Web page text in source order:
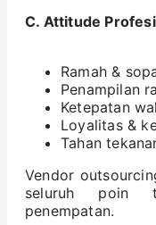
C. Attitude
Ramah &
Penampilan
Ketepatan
Loyalitas &
Tahan
Vendor
seluruh poin
penempatan.